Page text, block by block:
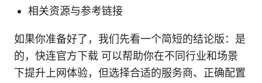
相关资源与参考链接
如果你准备好了，我们先看一个简短的结论版：是
的，快连官方下载 可以帮助你在不同行业和场景
下提升上网体验，但选择合适的服务商、正确配置